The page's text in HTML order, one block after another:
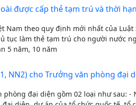
được cấp thẻ tạm trú và thời
Nam theo quy định mới nhất của Luật
tục làm thẻ tạm trú cho người nước
5 năm, 10 năm
NN2) cho Trưởng văn phòng đại
đại diện gồm 02 loại như sau: -